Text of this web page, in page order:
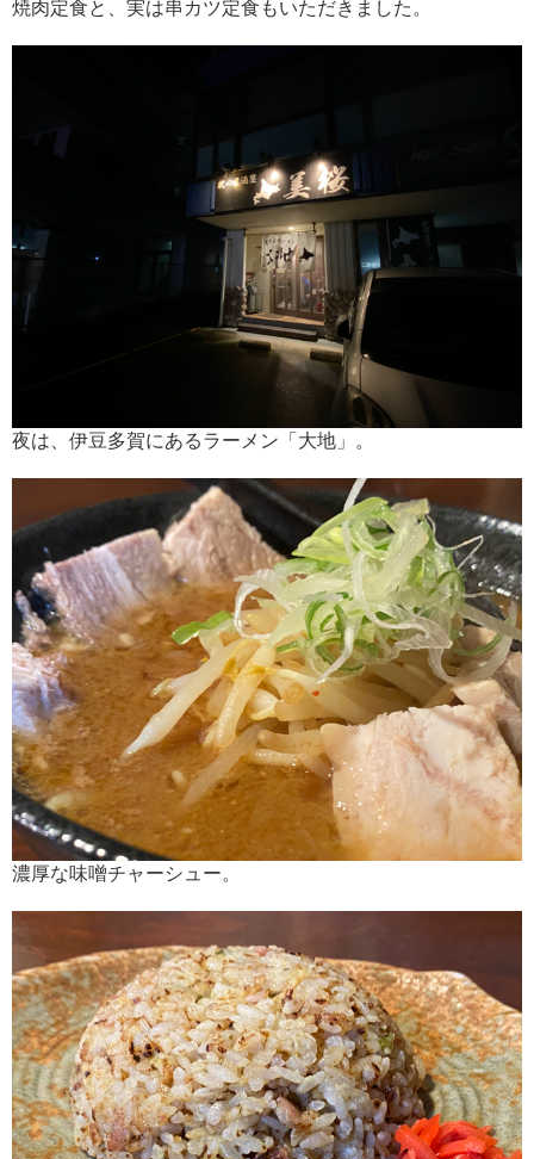
焼肉定食と、実は串カツ定食もいただきました。
夜は、伊豆多賀にあるラーメン「大地」。
濃厚な味噌チャーシュー。